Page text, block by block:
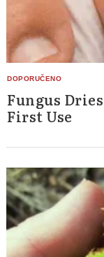
Fungus
First Use
Search
for: